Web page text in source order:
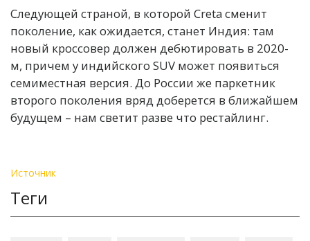
Следующей страной, в которой Creta сменит
поколение, как ожидается, станет Индия: там
новый кроссовер должен дебютировать в 2020-
м, причем у индийского SUV может появиться
семиместная версия. До России же паркетник
второго поколения вряд доберется в ближайшем
будущем – нам светит разве что рестайлинг.
Источник
Теги